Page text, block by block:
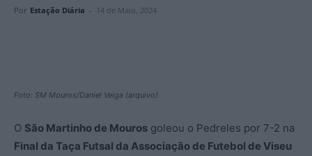
Por Estação Diária - 14 de Maio, 2024
Foto: SM Mouros/Daniel Veiga (arquivo)
O São Martinho de Mouros goleou o Pedreles por 7-2 na
Final da Taça Futsal da Associação de Futebol de Viseu